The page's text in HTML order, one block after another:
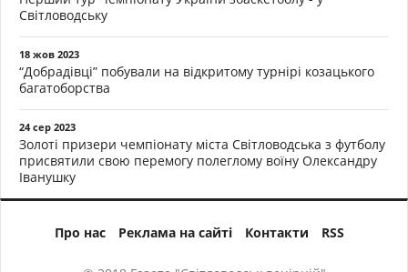
Світловодську
18 жов 2023
“Добрадівці” побували на відкритому турнірі козацького
багатоборства
24 сер 2023
Золоті призери чемпіонату міста Світловодська з футболу
присвятили свою перемогу полеглому воїну Олександру
Іванушку
Про нас Реклама на сайті Контакти RSS